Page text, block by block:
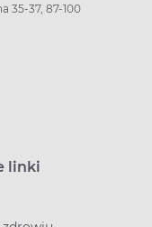
35-37, 87-100
linki